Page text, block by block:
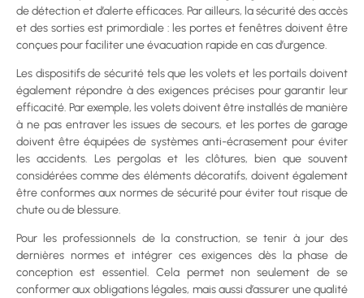
de détection et d’alerte efficaces. Par ailleurs, la sécurité des accès
et des sorties est primordiale : les portes et fenêtres doivent être
conçues pour faciliter une évacuation rapide en cas d’urgence.
Les dispositifs de sécurité tels que les volets et les portails doivent
également répondre à des exigences précises pour garantir leur
efficacité. Par exemple, les volets doivent être installés de manière
à ne pas entraver les issues de secours, et les portes de garage
doivent être équipées de systèmes anti-écrasement pour éviter
les accidents. Les pergolas et les clôtures, bien que souvent
considérées comme des éléments décoratifs, doivent également
être conformes aux normes de sécurité pour éviter tout risque de
chute ou de blessure.
Pour les professionnels de la construction, se tenir à jour des
dernières normes et intégrer ces exigences dès la phase de
conception est essentiel. Cela permet non seulement de se
conformer aux obligations légales, mais aussi d’assurer une qualité